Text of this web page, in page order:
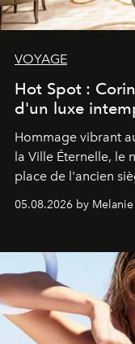
VOYAGE
Hot Spot :
d'un luxe
Hommage vibrant
la Ville Éternelle, le
place de l'ancien
de vivre Romain
05.08.2026 by